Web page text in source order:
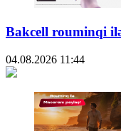
Bakcell rouminqi
04.08.2026 11:44